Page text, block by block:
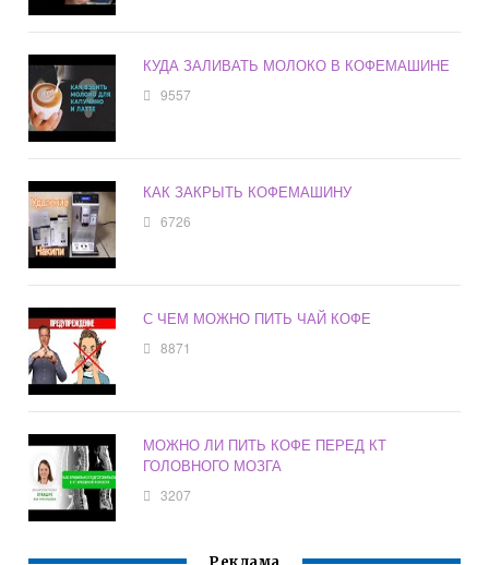
КУДА ЗАЛИВАТЬ МОЛОКО В КОФЕМАШИНЕ
9557
КАК ЗАКРЫТЬ КОФЕМАШИНУ
6726
С ЧЕМ МОЖНО ПИТЬ ЧАЙ КОФЕ
8871
МОЖНО ЛИ ПИТЬ КОФЕ ПЕРЕД КТ
ГОЛОВНОГО МОЗГА
3207